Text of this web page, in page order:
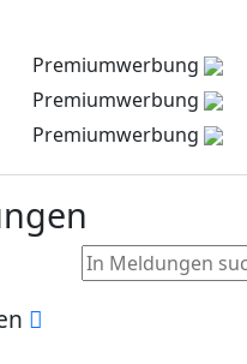
Premiumwerbung
Premiumwerbung
Premiumwerbung